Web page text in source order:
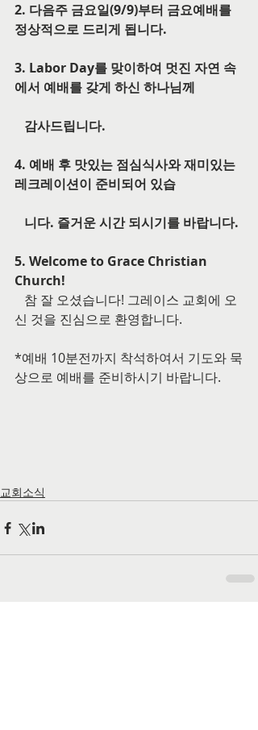
2. 다음주 금요일(9/9)부터 금요예배를
정상적으로 드리게 됩니다.
3. Labor Day를 맞이하여 멋진 자연 속
에서 예배를 갖게 하신 하나님께
   감사드립니다.
4. 예배 후 맛있는 점심식사와 재미있는
레크레이션이 준비되어 있습
   니다. 즐거운 시간 되시기를 바랍니다.
5. Welcome to Grace Christian
Church!
신 것을 진심으로 환영합니다.
*예배 10분전까지 착석하여서 기도와 묵
상으로 예배를 준비하시기 바랍니다.
교회소식